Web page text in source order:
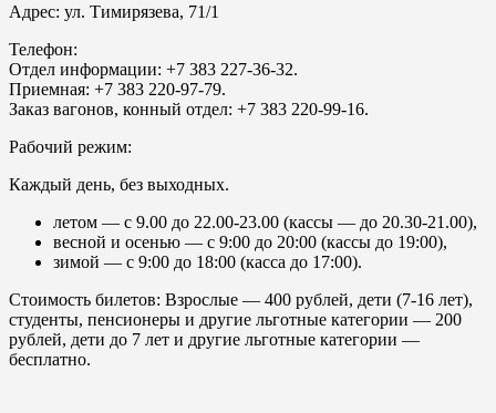
Адрес: ул. Тимирязева, 71/1
Телефон:
Отдел информации: +7 383 227-36-32.
Приемная: +7 383 220-97-79.
Заказ вагонов, конный отдел: +7 383 220-99-16.
Рабочий режим:
Каждый день, без выходных.
летом — с 9.00 до 22.00-23.00 (кассы — до 20.30-21.00),
весной и осенью — с 9:00 до 20:00 (кассы до 19:00),
зимой — с 9:00 до 18:00 (касса до 17:00).
Стоимость билетов: Взрослые — 400 рублей, дети (7-16 лет),
студенты, пенсионеры и другие льготные категории — 200
рублей, дети до 7 лет и другие льготные категории —
бесплатно.